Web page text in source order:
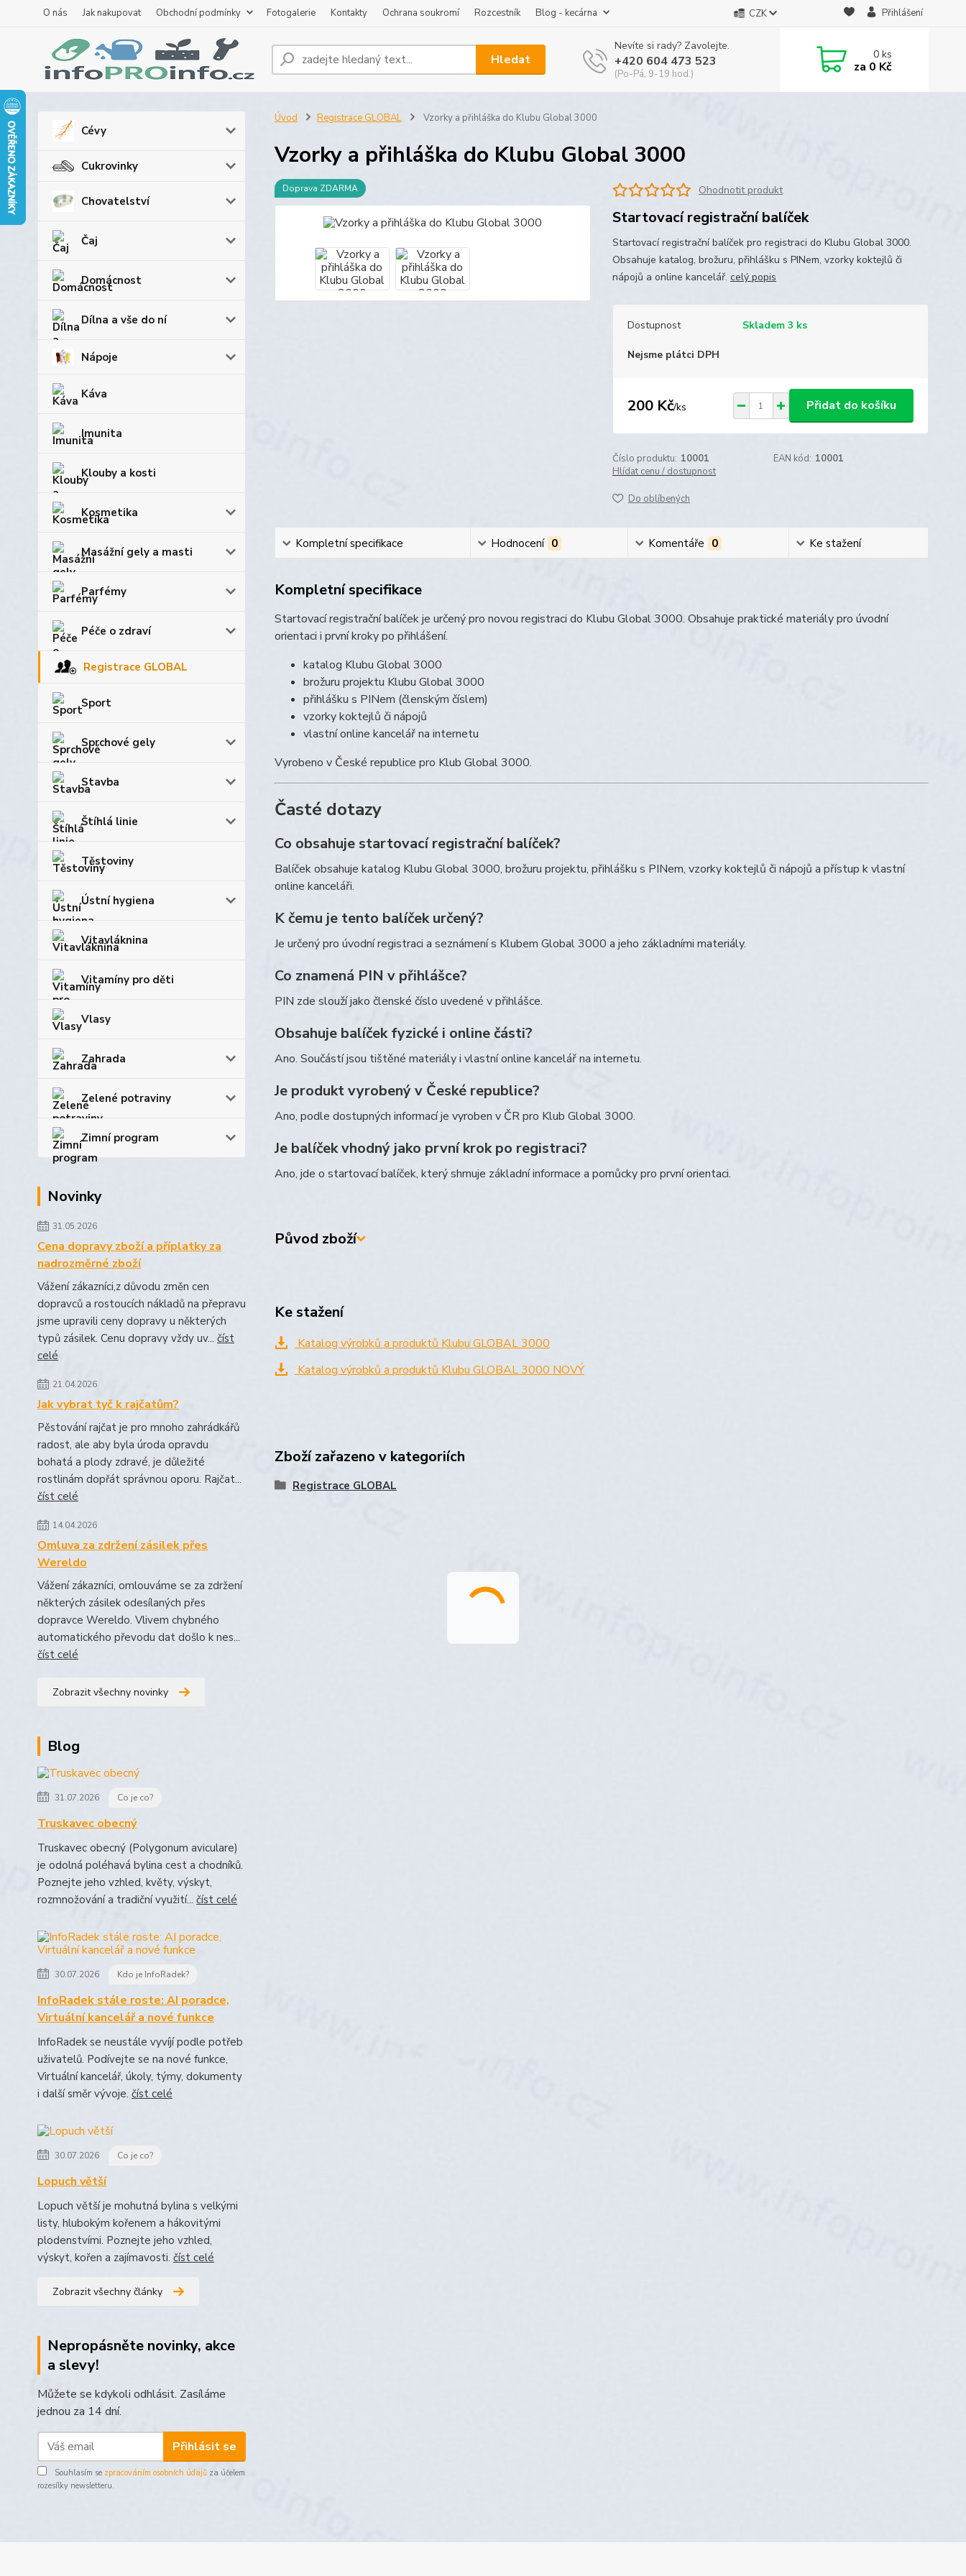
O nás Jak nakupovat Obchodní podmínky Fotogalerie Kontakty Ochrana soukromí Rozcestník Blog - kecárna CZK Přihlášení
Hledat
Nevíte si rady? Zavolejte.
+420 604 473 523
(Po-Pá, 9-19 hod.)
0ks
za 0 Kč
Cévy
Cukrovinky
Chovatelství
Čaj
Domácnost
Dílna a vše do ní
Nápoje
Káva
Imunita
Klouby a kosti
Kosmetika
Masážní gely a masti
Parfémy
Péče o zdraví
Registrace GLOBAL
Sport
Sprchové gely
Stavba
Štíhlá linie
Těstoviny
Ústní hygiena
Vitavláknina
Vitamíny pro děti
Vlasy
Zahrada
Zelené potraviny
Zimní program
Novinky
31.05.2026
Cena dopravy zboží a příplatky za
nadrozměrné zboží
Vážení zákazníci,z důvodu změn cen
dopravců a rostoucích nákladů na přepravu
jsme upravili ceny dopravy u některých
typů zásilek. Cenu dopravy vždy uv... číst
celé
21.04.2026
Jak vybrat tyč k rajčatům?
Pěstování rajčat je pro mnoho zahrádkářů
radost, ale aby byla úroda opravdu
bohatá a plody zdravé, je důležité
rostlinám dopřát správnou oporu. Rajčat...
číst celé
14.04.2026
Omluva za zdržení zásilek přes
Wereldo
Vážení zákazníci, omlouváme se za zdržení
některých zásilek odesílaných přes
dopravce Wereldo. Vlivem chybného
automatického převodu dat došlo k nes...
číst celé
Zobrazit všechny novinky
Blog
31.07.2026 Co je co?
Truskavec obecný
Truskavec obecný (Polygonum aviculare)
je odolná poléhavá bylina cest a chodníků.
Poznejte jeho vzhled, květy, výskyt,
rozmnožování a tradiční využití... číst celé
30.07.2026 Kdo je InfoRadek?
InfoRadek stále roste: AI poradce,
Virtuální kancelář a nové funkce
InfoRadek se neustále vyvíjí podle potřeb
uživatelů. Podívejte se na nové funkce,
Virtuální kancelář, úkoly, týmy, dokumenty
i další směr vývoje. číst celé
30.07.2026 Co je co?
Lopuch větší
Lopuch větší je mohutná bylina s velkými
listy, hlubokým kořenem a hákovitými
plodenstvími. Poznejte jeho vzhled,
výskyt, kořen a zajímavosti. číst celé
Zobrazit všechny články
Nepropásněte novinky, akce
a slevy!
Můžete se kdykoli odhlásit. Zasíláme
jednou za 14 dní.
Přihlásit se
Souhlasím se zpracováním osobních údajů za účelem
rozesílky newsletteru.
Úvod Registrace GLOBAL Vzorky a přihláška do Klubu Global 3000
Vzorky a přihláška do Klubu Global 3000
Doprava ZDARMA Ohodnotit produkt
Startovací registrační balíček
Startovací registrační balíček pro registraci do Klubu Global 3000.
Obsahuje katalog, brožuru, přihlášku s PINem, vzorky koktejlů či
nápojů a online kancelář. celý popis
Dostupnost Skladem 3 ks
Nejsme plátci DPH
200 Kč/ks Přidat do košíku
Číslo produktu: 10001 EAN kód: 10001
Hlídat cenu / dostupnost
Do oblíbených
Kompletní specifikace Hodnocení 0 Komentáře 0 Ke stažení
Kompletní specifikace
Startovací registrační balíček je určený pro novou registraci do Klubu Global 3000. Obsahuje praktické materiály pro úvodní
orientaci i první kroky po přihlášení.
katalog Klubu Global 3000
brožuru projektu Klubu Global 3000
přihlášku s PINem (členským číslem)
vzorky koktejlů či nápojů
vlastní online kancelář na internetu
Vyrobeno v České republice pro Klub Global 3000.
Časté dotazy
Co obsahuje startovací registrační balíček?
Balíček obsahuje katalog Klubu Global 3000, brožuru projektu, přihlášku s PINem, vzorky koktejlů či nápojů a přístup k vlastní
online kanceláři.
K čemu je tento balíček určený?
Je určený pro úvodní registraci a seznámení s Klubem Global 3000 a jeho základními materiály.
Co znamená PIN v přihlášce?
PIN zde slouží jako členské číslo uvedené v přihlášce.
Obsahuje balíček fyzické i online části?
Ano. Součástí jsou tištěné materiály i vlastní online kancelář na internetu.
Je produkt vyrobený v České republice?
Ano, podle dostupných informací je vyroben v ČR pro Klub Global 3000.
Je balíček vhodný jako první krok po registraci?
Ano, jde o startovací balíček, který shrnuje základní informace a pomůcky pro první orientaci.
Původ zboží
Ke stažení
Katalog výrobků a produktů Klubu GLOBAL 3000
Katalog výrobků a produktů Klubu GLOBAL 3000 NOVÝ
Zboží zařazeno v kategoriích
Registrace GLOBAL